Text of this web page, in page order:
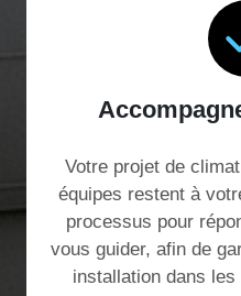
Votre projet de
équipes restent à
processus pour
vous guider, afin de
installation dans